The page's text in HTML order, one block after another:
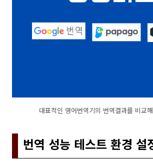
대표적인 영어번역기의 번역결과를 비교
번역 성능 테스트 환경 설